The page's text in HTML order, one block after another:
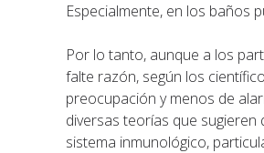
Especialmente, en los baños
Por lo tanto, aunque a los
falte razón, según los
preocupación y menos de
diversas teorías que sugieren
sistema inmunológico,